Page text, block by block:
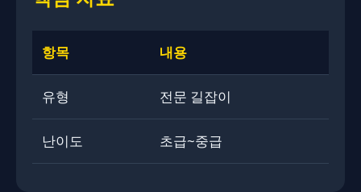
항목 내용
유형 전문 길잡이
난이도 초급~중급